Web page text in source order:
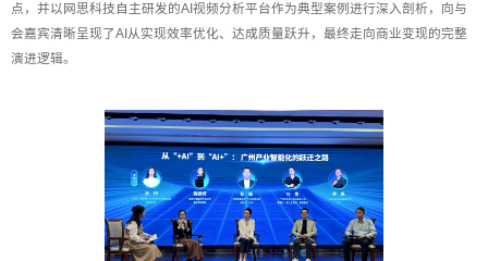
点，并以网思科技自主研发的AI视频分析平台作为典型案例进行深入剖析，向与
会嘉宾清晰呈现了AI从实现效率优化、达成质量跃升，最终走向商业变现的完整
演进逻辑。